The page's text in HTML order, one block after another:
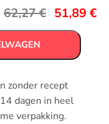
62,27€ 51,89 €
zonder recept
dagen in heel
verpakking.